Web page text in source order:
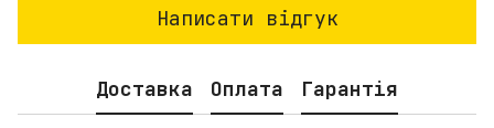
Написати відгук
Доставка Оплата Гарантія